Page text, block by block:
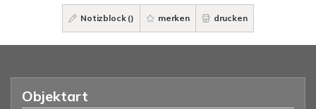
Notizblock () merken drucken
Objektart